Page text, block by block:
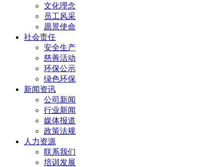
文化理念
员工风采
愿景使命
社会责任
安全生产
慈善活动
环保公示
绿色环保
新闻资讯
公司新闻
行业新闻
媒体报道
政策法规
人力资源
联系我们
培训发展